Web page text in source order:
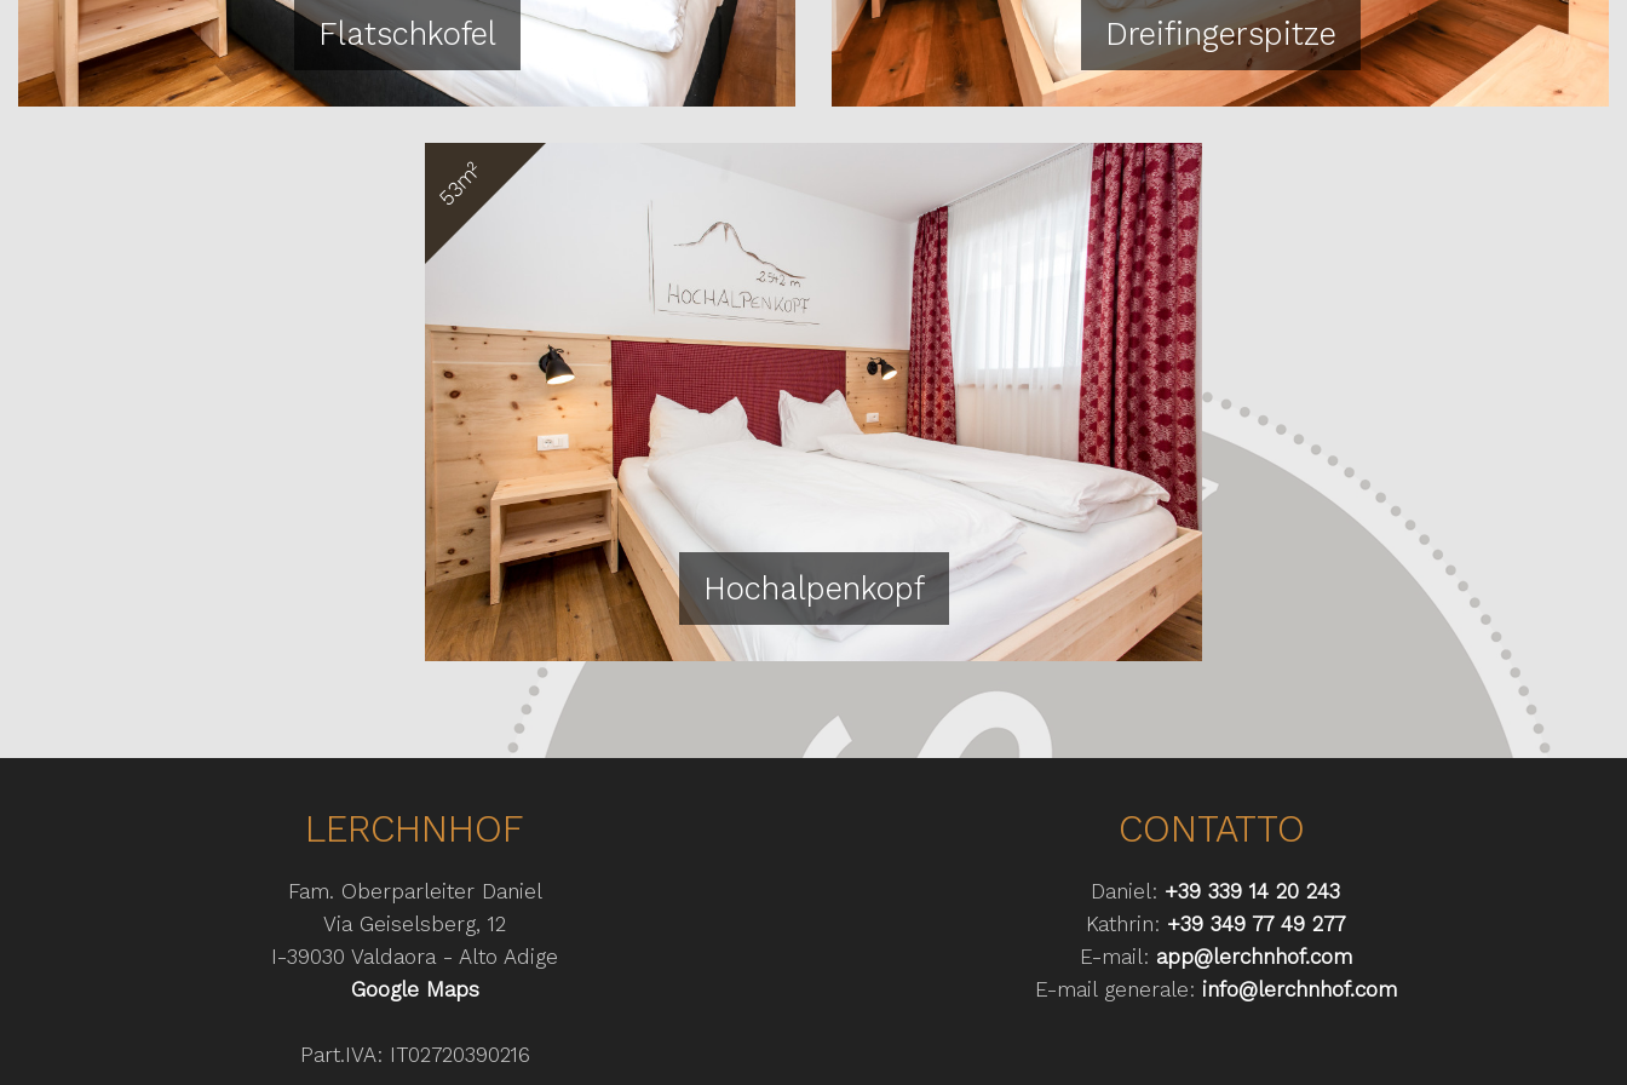
Flatschkofel Dreifingerspitze
Hochalpenkopf
53m²
LERCHNHOF
Fam. Oberparleiter Daniel
Via Geiselsberg, 12
I-39030 Valdaora - Alto Adige
Google Maps
Part.IVA: IT02720390216
CONTATTO
Daniel: +39 339 14 20 243
Kathrin: +39 349 77 49 277
E-mail: app@lerchnhof.com
E-mail generale: info@lerchnhof.com